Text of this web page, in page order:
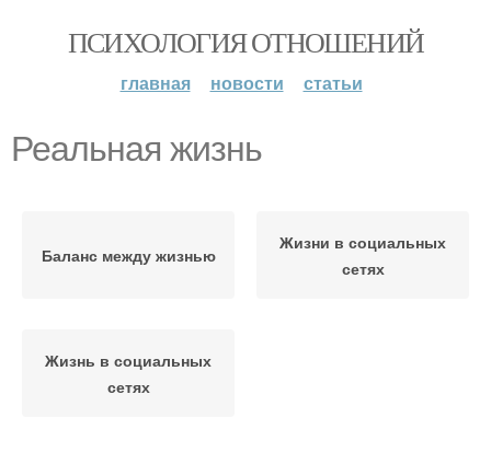
ПСИХОЛОГИЯ ОТНОШЕНИЙ
главная новости статьи
Реальная жизнь
Баланс между жизнью
Жизни в социальных
сетях
Жизнь в социальных
сетях